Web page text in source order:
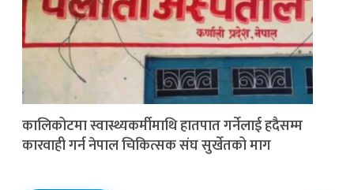
कालिकोटमा स्वास्थ्यकर्मीमाथि हातपात गर्नेलाई हदैसम्म
कारवाही गर्न नेपाल चिकित्सक संघ सुर्खेतको माग